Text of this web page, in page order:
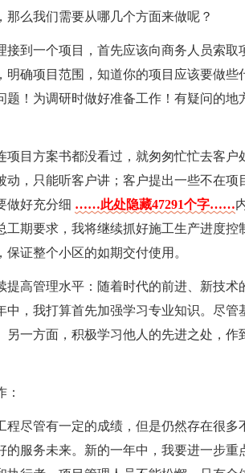
么我们需要从哪几个方面来做呢？
接到一个项目，首先应该向商务人员索取
明确项目范围，知道你的项目应该要做些
题！为调研时做好准备工作！有疑问的地
项目方案书都没看过，就匆匆忙忙去客户
动，只能听客户讲；客户提出一些不在项
做好充分细 ……此处隐藏47291个字……
工期要求，我将继续抓好施工生产进度控
证整个小区的如期交付使用。
高管理水平：随着时代的前进、新技术
中，我打算首先加强学习专业知识。尽管
另一方面，积极学习他人的先进之处，作
尽管有一定的成绩，但是仍然存在很多
的服务未来。新的一年中，我要进一步重